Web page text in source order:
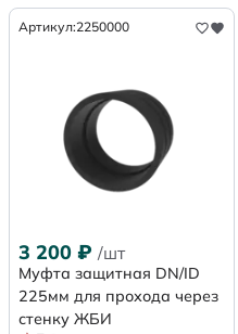
Артикул:2250000
3 200 ₽ /шт
Муфта защитная DN/ID
225мм для прохода через
стенку ЖБИ